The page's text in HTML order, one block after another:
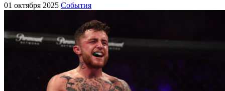
01 октября 2025 События